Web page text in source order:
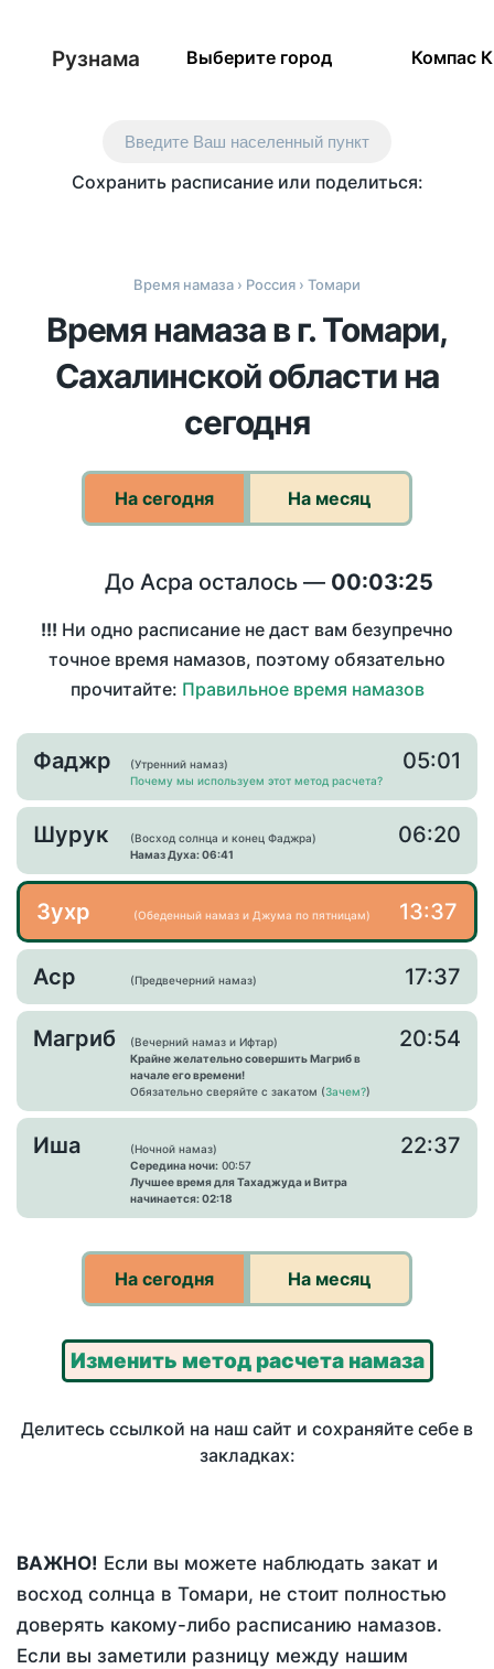
Рузнама Выберите город Компас
Введите Ваш населенный пункт
Сохранить расписание или поделиться:
Время намаза › Россия › Томари
Время намаза в г. Томари,
Сахалинской области на
сегодня
На сегодня На месяц
До Асра осталось — 00:03:25
!!! Ни одно расписание не даст вам безупречно
точное время намазов, поэтому обязательно
прочитайте: Правильное время намазов
Фаджр
(Утренний намаз)
Почему мы используем этот метод расчета?
05:01
Шурук
(Восход солнца и конец Фаджра)
Намаз Духа: 06:41
06:20
Зухр (Обеденный намаз и Джума по пятницам) 13:37
Аср (Предвечерний намаз) 17:37
Магриб
(Вечерний намаз и Ифтар)
Крайне желательно совершить Магриб в
начале его времени!
Обязательно сверяйте с закатом (Зачем?)
20:54
Иша
(Ночной намаз)
Середина ночи: 00:57
Лучшее время для Тахаджуда и Витра
начинается: 02:18
22:37
На сегодня На месяц
Изменить метод расчета намаза
Делитесь ссылкой на наш сайт и сохраняйте себе в
закладках:
ВАЖНО! Если вы можете наблюдать закат и
восход солнца в Томари, не стоит полностью
доверять какому-либо расписанию намазов.
Если вы заметили разницу между нашим